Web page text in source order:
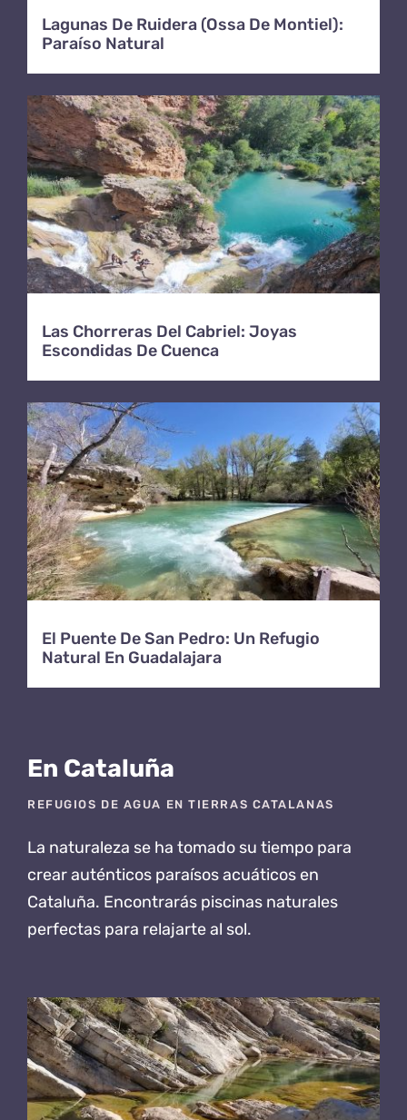
Lagunas De Ruidera (Ossa De Montiel):
Paraíso Natural
Las Chorreras Del Cabriel: Joyas
Escondidas De Cuenca
El Puente De San Pedro: Un Refugio
Natural En Guadalajara
En Cataluña
REFUGIOS DE AGUA EN TIERRAS CATALANAS
La naturaleza se ha tomado su tiempo para
crearauténticos paraísos acuáticos en
Cataluña. Encontrarás piscinas naturales
perfectas para relajarte al sol.